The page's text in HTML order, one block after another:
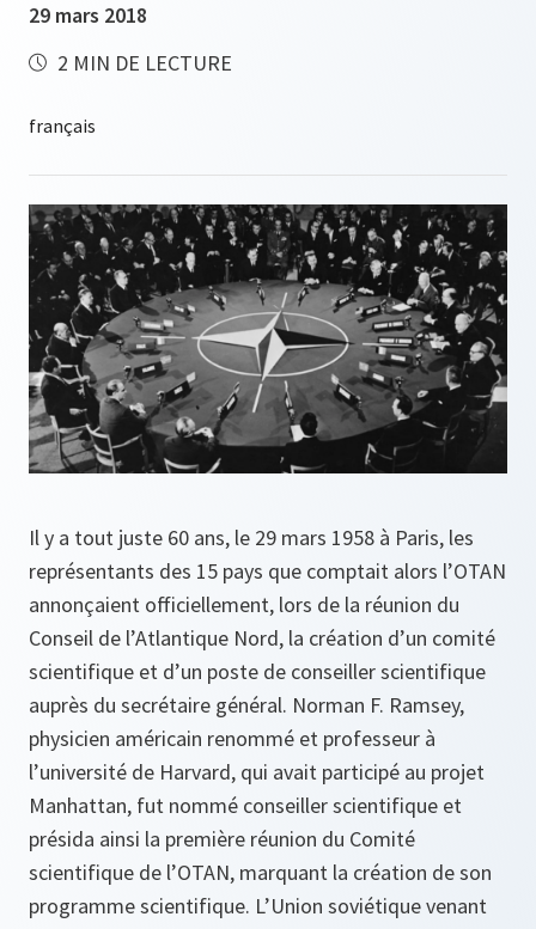
29 mars 2018
2 MIN DE LECTURE
Il y a tout juste 60 ans, le 29 mars 1958 à Paris, les
représentants des 15 pays que comptait alors l’OTAN
annonçaient officiellement, lors de la réunion du
Conseil de l’Atlantique Nord, la création d’un comité
scientifique et d’un poste de conseiller scientifique
auprès du secrétaire général. Norman F. Ramsey,
physicien américain renommé et professeur à
l’université de Harvard, qui avait participé au projet
Manhattan, fut nommé conseiller scientifique et
présida ainsi la première réunion du Comité
scientifique de l’OTAN, marquant la création de son
programme scientifique. L’Union soviétique venant